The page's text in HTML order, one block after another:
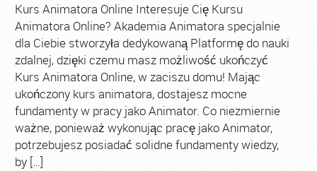
Kurs Animatora Online Interesuje Cię Kursu
Animatora Online? Akademia Animatora specjalnie
dla Ciebie stworzyła dedykowaną Platformę do nauki
zdalnej, dzięki czemu masz możliwość ukończyć
Kurs Animatora Online, w zaciszu domu! Mając
ukończony kurs animatora, dostajesz mocne
fundamenty w pracy jako Animator. Co niezmiernie
ważne, ponieważ wykonując pracę jako Animator,
potrzebujesz posiadać solidne fundamenty wiedzy,
by […]